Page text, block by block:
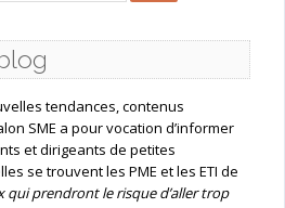
tendances, contenus
SME a pour vocation d’informer
et dirigeants de petites
se trouvent les PME et les ETI de
qui prendront le risque d’aller trop